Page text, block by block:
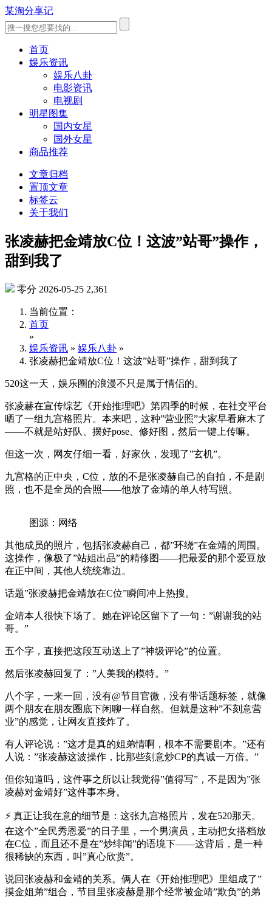
某淘分享记
首页
娱乐资讯
娱乐八卦
电影资讯
电视剧
明星图集
国内女星
国外女星
商品推荐
文章归档
置顶文章
标签云
关于我们
张凌赫把金靖放C位！这波”站哥”操作，
甜到我了
零分 2026-05-25 2,361
当前位置：
首页
»
娱乐资讯 » 娱乐八卦 »
张凌赫把金靖放C位！这波”站哥”操作，甜到我了
520这一天，娱乐圈的浪漫不只是属于情侣的。
张凌赫在宣传综艺《开始推理吧》第四季的时候，在社交平台
晒了一组九宫格照片。本来吧，这种”营业照”大家早看麻木了
——不就是站好队、摆好pose、修好图，然后一键上传嘛。
但这一次，网友仔细一看，好家伙，发现了”玄机”。
九宫格的正中央，C位，放的不是张凌赫自己的自拍，不是剧
照，也不是全员的合照——他放了金靖的单人特写照。
图源：网络
其他成员的照片，包括张凌赫自己，都”环绕”在金靖的周围。
这操作，像极了”站姐出品”的精修图——把最爱的那个爱豆放
在正中间，其他人统统靠边。
话题”张凌赫把金靖放在C位”瞬间冲上热搜。
金靖本人很快下场了。她在评论区留下了一句：”谢谢我的站
哥。”
五个字，直接把这段互动送上了”神级评论”的位置。
然后张凌赫回复了：”人美我的模特。”
八个字，一来一回，没有@节目官微，没有带话题标签，就像
两个朋友在朋友圈底下闲聊一样自然。但就是这种”不刻意营
业”的感觉，让网友直接炸了。
有人评论说：”这才是真的姐弟情啊，根本不需要剧本。”还有
人说：”张凌赫这波操作，比那些刻意炒CP的真诚一万倍。”
但你知道吗，这件事之所以让我觉得”值得写”，不是因为”张
凌赫对金靖好”这件事本身。
⚡ 真正让我在意的细节是：这张九宫格照片，发在520那天。
在这个”全民秀恩爱”的日子里，一个男演员，主动把女搭档放
在C位，而且还不是在”炒绯闻”的语境下——这背后，是一种
很稀缺的东西，叫”真心欣赏”。
说回张凌赫和金靖的关系。俩人在《开始推理吧》里组成了”
摸金姐弟”组合，节目里张凌赫是那个经常被金靖”欺负”的弟